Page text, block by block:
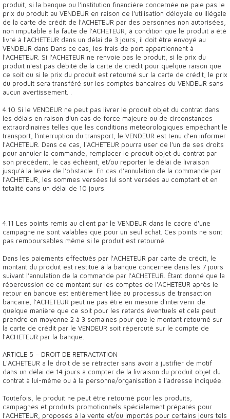
produit, si la banque ou l'institution financière concernée ne paie pas le
prix du produit au VENDEUR en raison de l'utilisation déloyale ou illégale
de la carte de crédit de l'ACHETEUR par des personnes non autorisées,
non imputable à la faute de l'ACHETEUR, à condition que le produit a été
livré à l'ACHETEUR dans un délai de 3 jours, il doit être envoyé au
VENDEUR dans Dans ce cas, les frais de port appartiennent à
l'ACHETEUR. Si l'ACHETEUR ne renvoie pas le produit, si le prix du
produit n'est pas débité de la carte de crédit pour quelque raison que
ce soit ou si le prix du produit est retourné sur la carte de crédit, le prix
du produit sera transféré sur les comptes bancaires du VENDEUR sans
aucun avertissement. .
4.10 Si le VENDEUR ne peut pas livrer le produit objet du contrat dans
les délais en raison d'un cas de force majeure ou de circonstances
extraordinaires telles que les conditions météorologiques empêchant le
transport, l'interruption du transport, le VENDEUR est tenu d'en informer
l'ACHETEUR. Dans ce cas, l'ACHETEUR pourra user de l'un de ses droits
pour annuler la commande, remplacer le produit objet du contrat par
son précédent, le cas échéant, et/ou reporter le délai de livraison
jusqu'à la levée de l'obstacle. En cas d'annulation de la commande par
l'ACHETEUR, les sommes versées lui sont versées au comptant et en
totalité dans un délai de 10 jours.
4.11 Les points remis au client par le VENDEUR dans le cadre d'une
campagne ne sont valables que pour un seul achat. Ces points ne sont
pas remboursables même si le produit est retourné.
Dans les paiements effectués par l'ACHETEUR par carte de crédit, le
montant du produit est restitué à la banque concernée dans les 7 jours
suivant l'annulation de la commande par l'ACHETEUR. Étant donné que la
répercussion de ce montant sur les comptes de l'ACHETEUR après le
retour en banque est entièrement liée au processus de transaction
bancaire, l'ACHETEUR peut ne pas être en mesure d'intervenir de
quelque manière que ce soit pour les retards éventuels et cela peut
prendre en moyenne 2 à 3 semaines pour que le montant retourné sur
la carte de crédit par le VENDEUR soit répercuté sur le compte de
l'ACHETEUR par la banque.
ARTICLE 5 – DROIT DE RETRACTATION
L'ACHETEUR a le droit de se rétracter sans avoir à justifier de motif
dans un délai de 14 jours à compter de la livraison du produit objet du
contrat à lui-même ou à la personne/organisation à l'adresse indiquée.
Toutefois, le produit ne peut être retourné pour les produits,
campagnes et produits promotionnels spécialement préparés pour
l'ACHETEUR, proposés à la vente et/ou importés pour certains jours tels